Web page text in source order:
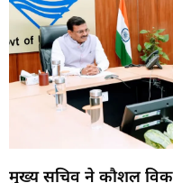
मुख्य सचिव ने कौशल